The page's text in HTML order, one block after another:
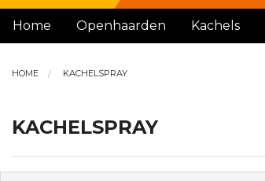
Home Openhaarden Kachels
HOME KACHELSPRAY
KACHELSPRAY